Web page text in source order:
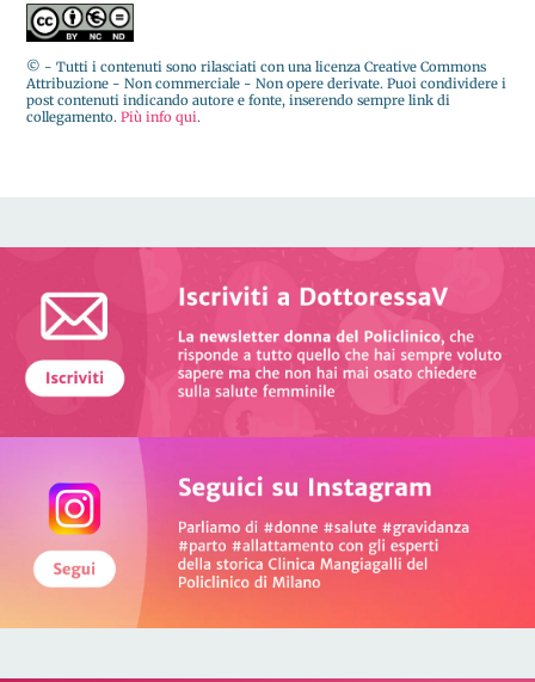
© - Tutti i contenuti sono rilasciati con una licenza Creative Commons
Attribuzione - Non commerciale - Non opere derivate. Puoi condividere i
post contenuti indicando autore e fonte, inserendo sempre link di
collegamento.Più info qui.